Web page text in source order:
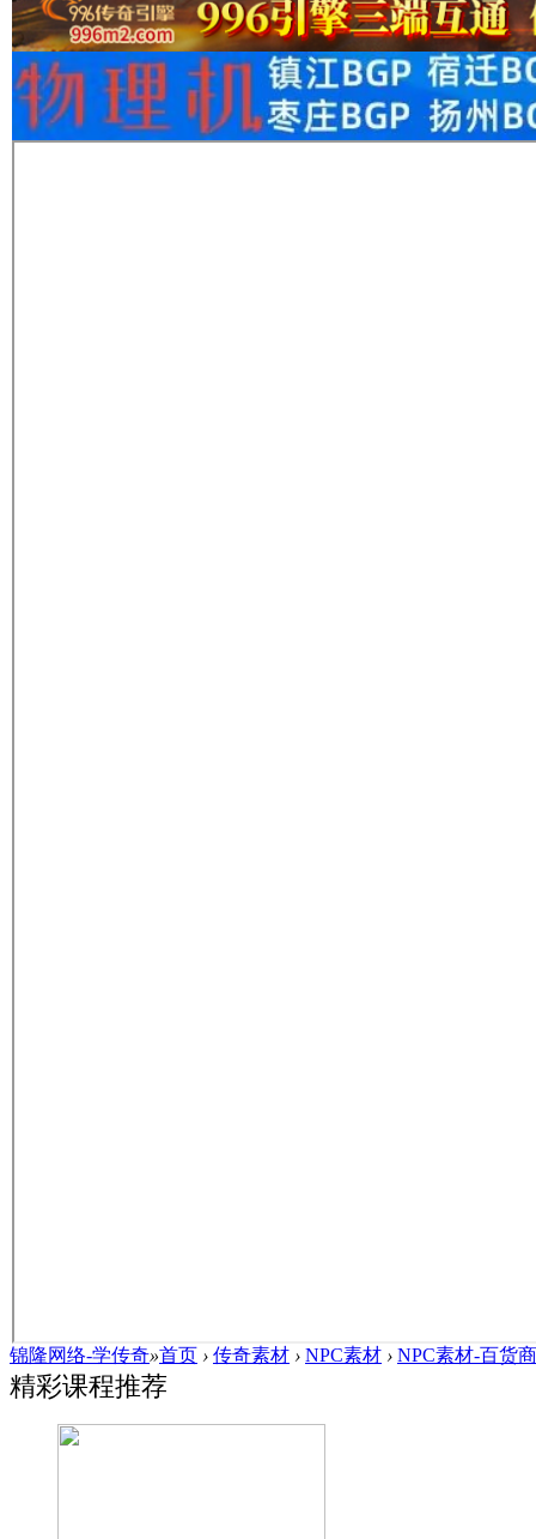
锦隆网络-学传奇»首页 › 传奇素材 › NPC素材 › NPC素材-百货
精彩课程推荐